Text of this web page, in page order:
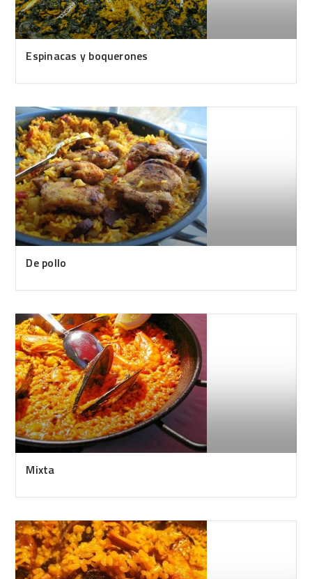
Espinacas y boquerones
De pollo
Mixta